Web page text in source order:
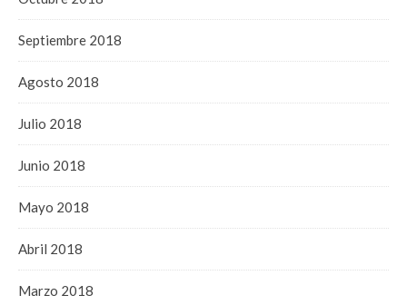
Septiembre 2018
Agosto 2018
Julio 2018
Junio 2018
Mayo 2018
Abril 2018
Marzo 2018